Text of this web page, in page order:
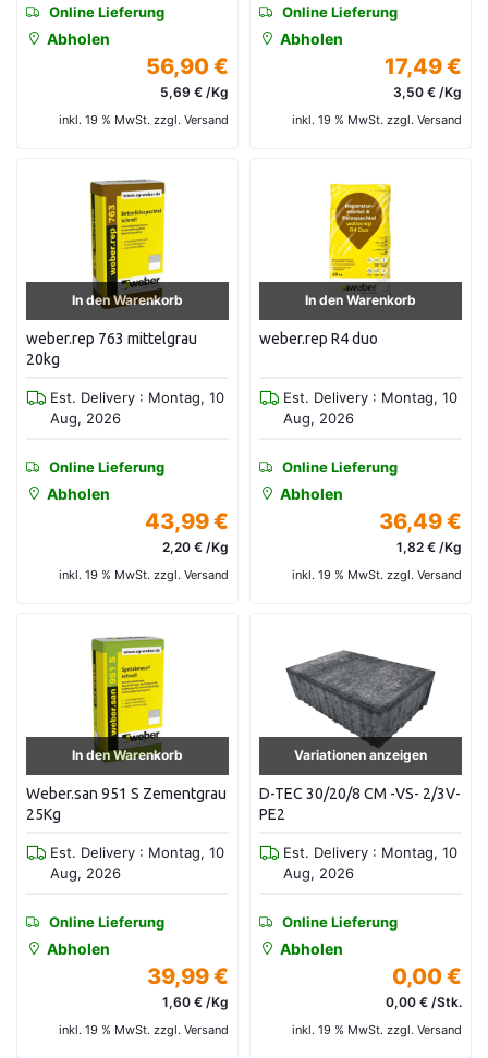
Online Lieferung
Abholen
56,90 €
5,69 € /Kg
inkl. 19 % MwSt. zzgl. Versand
Online Lieferung
Abholen
17,49 €
3,50 € /Kg
inkl. 19 % MwSt. zzgl. Versand
In den Warenkorb
weber.rep 763 mittelgrau
20kg
Est. Delivery : Montag, 10
Aug, 2026
Online Lieferung
Abholen
43,99 €
2,20 € /Kg
inkl. 19 % MwSt. zzgl. Versand
In den Warenkorb
weber.rep R4 duo
Est. Delivery : Montag, 10
Aug, 2026
Online Lieferung
Abholen
36,49 €
1,82 € /Kg
inkl. 19 % MwSt. zzgl. Versand
In den Warenkorb
Weber.san 951 S Zementgrau
25Kg
Est. Delivery : Montag, 10
Aug, 2026
Online Lieferung
Abholen
39,99 €
1,60 € /Kg
inkl. 19 % MwSt. zzgl. Versand
Variationen anzeigen
D-TEC 30/20/8 CM -VS- 2/3V-
PE2
Est. Delivery : Montag, 10
Aug, 2026
Online Lieferung
Abholen
0,00 €
0,00 € /Stk.
inkl. 19 % MwSt. zzgl. Versand